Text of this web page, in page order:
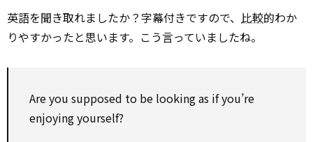
英語を聞き取れましたか？字幕付きですので、 比較的わか
りやすかったと思います。こう言っていましたね。
Are you supposed to be looking as if you’re
enjoying yourself?